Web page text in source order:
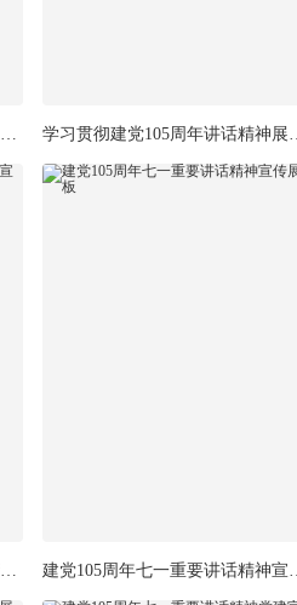
学习建党105周年重要讲话精神展板宣传栏 学习贯彻建
大气建党105周年七一重要讲话精神宣传栏 建党105周